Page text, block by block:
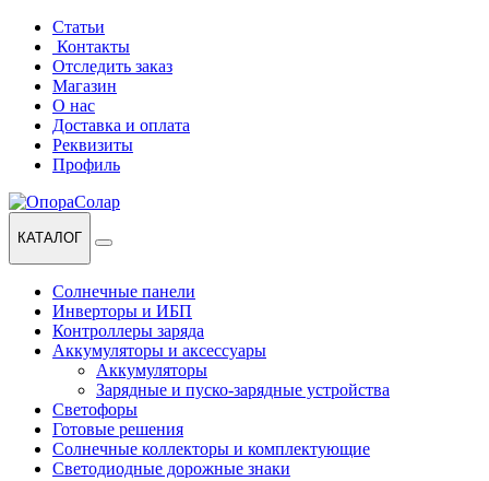
Перейти
навигации
Перейти
содержанию
Статьи
Контакты
Отследить заказ
Магазин
О нас
Доставка и оплата
Реквизиты
Профиль
КАТАЛОГ
Солнечные панели
Инверторы и ИБП
Контроллеры заряда
Аккумуляторы и аксессуары
Аккумуляторы
Зарядные и пуско-зарядные устройства
Светофоры
Готовые решения
Солнечные коллекторы и комплектующие
Светодиодные дорожные знаки